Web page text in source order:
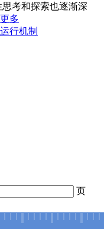
考和探索也逐渐深
多
运行机制
页